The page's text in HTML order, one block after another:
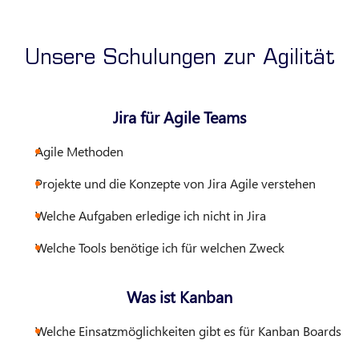
Unsere Schulungen zur Agilität
Jira für Agile Teams
Agile Methoden
Projekte und die Konzepte von Jira Agile verstehen
Welche Aufgaben erledige ich nicht in Jira
Welche Tools benötige ich für welchen Zweck
Was ist Kanban
Welche Einsatzmöglichkeiten gibt es für Kanban Boards